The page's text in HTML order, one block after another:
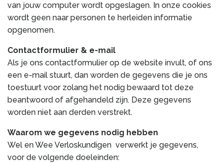
van jouw computer wordt opgeslagen. In onze cookies
wordt geen naar personen te herleiden informatie
opgenomen.
Contactformulier & e-mail
Als je ons contactformulier op de website invult, of ons
een e-mail stuurt, dan worden de gegevens die je ons
toestuurt voor zolang het nodig bewaard tot deze
beantwoord of afgehandeld zijn. Deze gegevens
worden niet aan derden verstrekt.
Waarom we gegevens nodig hebben
Wel en Wee Verloskundigen verwerkt je gegevens,
voor de volgende doeleinden: